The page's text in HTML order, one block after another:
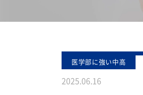
医学部に強い中高
2025.06.16